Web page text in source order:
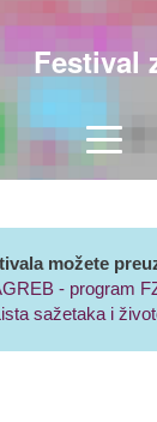
Festival
možete
- program
sažetaka i